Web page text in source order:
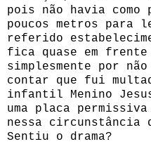
pois não havia
poucos metros para
referido
fica quase em frente
simplesmente por
contar que fui
infantil Menino
uma placa
nessa circunstância
Sentiu o drama?